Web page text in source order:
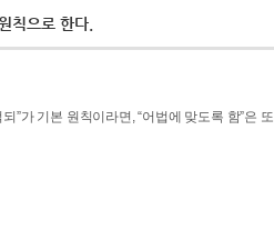
칙으로 한다.
”가 기본 원칙이라면, “어법에 맞도록 함”은 또